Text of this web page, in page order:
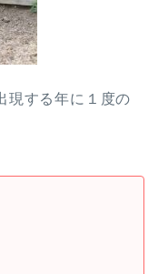
現する年に１度の